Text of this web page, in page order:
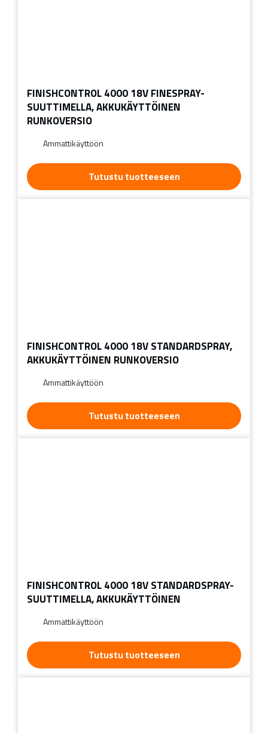
FINISHCONTROL 4000 18V FINESPRAY-
SUUTTIMELLA, AKKUKÄYTTÖINEN
RUNKOVERSIO
Ammattikäyttöön
Tutustu tuotteeseen
FINISHCONTROL 4000 18V STANDARDSPRAY,
AKKUKÄYTTÖINEN RUNKOVERSIO
Ammattikäyttöön
Tutustu tuotteeseen
FINISHCONTROL 4000 18V STANDARDSPRAY-
SUUTTIMELLA, AKKUKÄYTTÖINEN
Ammattikäyttöön
Tutustu tuotteeseen